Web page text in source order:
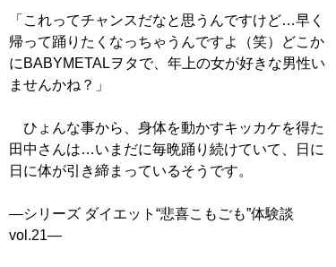
「これってチャンスだなと思うんですけど…早く
帰って踊りたくなっちゃうんですよ（笑）どこか
にBABYMETALヲタで、年上の女が好きな男性い
ませんかね？」
ひょんな事から、身体を動かすキッカケを得た
田中さんは…いまだに毎晩踊り続けていて、日に
日に体が引き締まっているそうです。
―シリーズ ダイエット“悲喜こもごも”体験談
vol.21―